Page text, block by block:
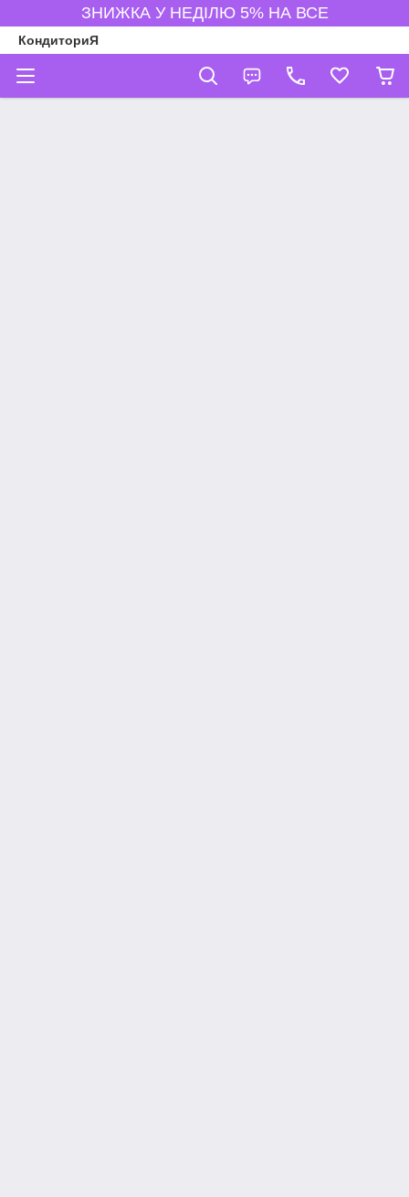
ЗНИЖКА У НЕДІЛЮ 5% НА ВСЕ
КондиториЯ